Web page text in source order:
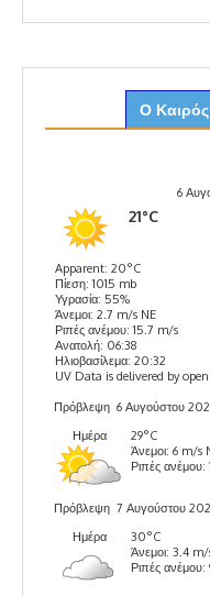
Ο
6
21°C
Apparent: 20°C
Πίεση: 1015 mb
Υγρασία: 55%
Άνεμοι: 2.7 m/s NE
Ριπές ανέμου: 15.7 m/s
Ανατολή: 06:38
Ηλιοβασίλεμα: 20:32
UV Data is delivered by
Πρόβλεψη 6 Αυγούστου
Ημέρα
29°C
Άνεμοι: 6 m/s
Ριπές
Πρόβλεψη 7 Αυγούστου
Ημέρα
30°C
Άνεμοι: 3.4
Ριπές